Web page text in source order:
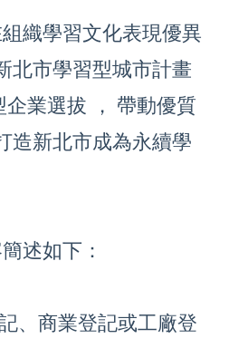
織學習文化表現優異
北市學習型城市計畫
業選拔 ，
帶動優質
造新北市成為永續學
述如下：
、商業登記或工廠登